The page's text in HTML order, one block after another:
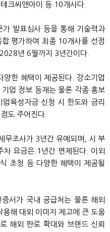
크씨앤아이 등 10개사다.
발표심사 등을 통해 기술력과
평가하여 최종 10개사를 선정
년 6월까지 3년간이다.
한 혜택이 제공된다. 강소기업
업 정보 등재는 물론 각종 홍보
육성자금 신청 시 한도와 금리
도 주어진다.
무조사가 3년간 유예되며, 시 부
요금은 1년간 면제된다. 이외
초청 등 다양한 혜택이 제공될
서가 국내 공급처는 물론 해외
해 대외 이미지 제고에 큰 도움
해외 판로 확대와 브랜드 신뢰